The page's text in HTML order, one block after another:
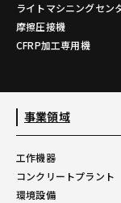
ライトマシニングセン
摩擦圧接機
CFRP加工専用機
事業領域
工作機器
コンクリートプラント
環境設備